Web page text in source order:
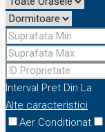
Interval Pret Din La
Alte caracteristici
Aer Conditionat